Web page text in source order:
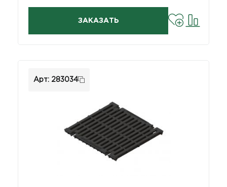
ЗАКАЗАТЬ
Арт: 283034